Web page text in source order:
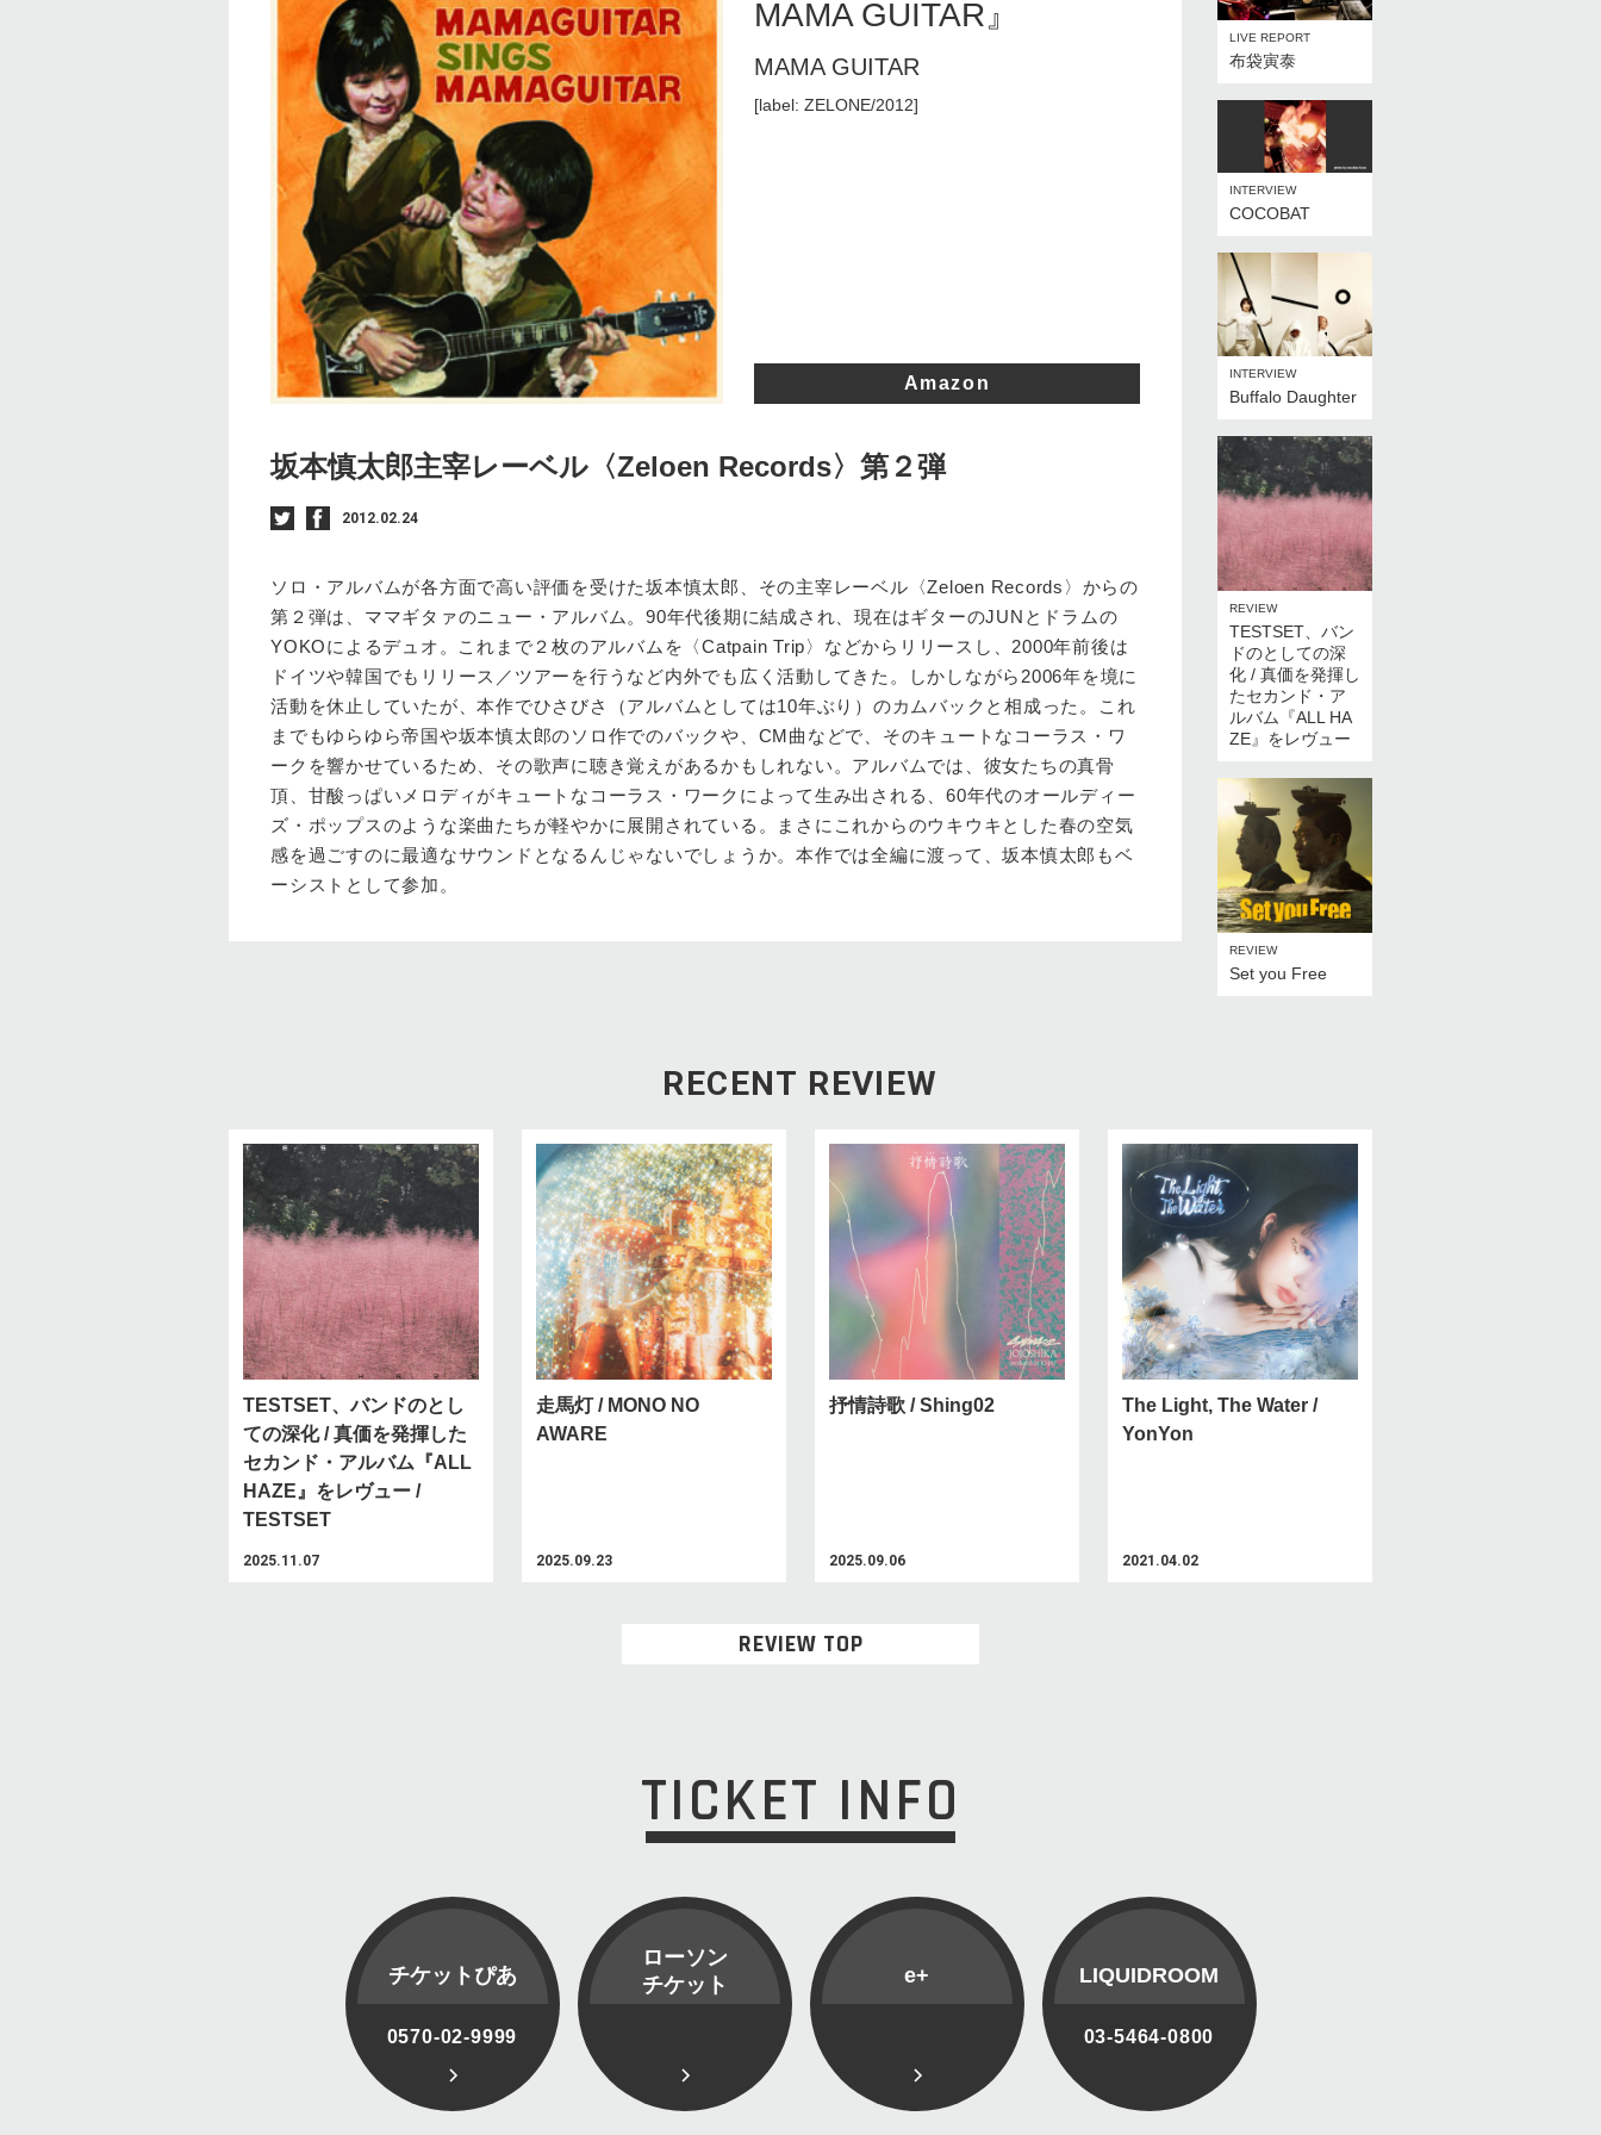
MAMA GUITAR』
MAMA GUITAR
[label: ZELONE/2012]
Amazon
坂本慎太郎主宰レーベル〈Zeloen Records〉第２弾
2012.02.24
ソロ・アルバムが各方面で高い評価を受けた坂本慎太郎、その主宰レーベル〈Zeloen Records〉からの
第２弾は、ママギタァのニュー・アルバム。90年代後期に結成され、現在はギターのJUNとドラムの
YOKOによるデュオ。これまで２枚のアルバムを〈Catpain Trip〉などからリリースし、2000年前後は
ドイツや韓国でもリリース／ツアーを行うなど内外でも広く活動してきた。しかしながら2006年を境に
活動を休止していたが、本作でひさびさ（アルバムとしては10年ぶり）のカムバックと相成った。これ
までもゆらゆら帝国や坂本慎太郎のソロ作でのバックや、CM曲などで、そのキュートなコーラス・ワ
ークを響かせているため、その歌声に聴き覚えがあるかもしれない。アルバムでは、彼女たちの真骨
頂、甘酸っぱいメロディがキュートなコーラス・ワークによって生み出される、60年代のオールディー
ズ・ポップスのような楽曲たちが軽やかに展開されている。まさにこれからのウキウキとした春の空気
感を過ごすのに最適なサウンドとなるんじゃないでしょうか。本作では全編に渡って、坂本慎太郎もベ
ーシストとして参加。
LIVE REPORT
布袋寅泰
INTERVIEW
COCOBAT
INTERVIEW
Buffalo Daughter
REVIEW
TESTSET、バン
ドのとしての深
化 / 真価を発揮し
たセカンド・ア
ルバム『ALL HA
ZE』をレヴュー
REVIEW
Set you Free
RECENT REVIEW
TESTSET、バンドのとし
ての深化 / 真価を発揮した
セカンド・アルバム『ALL
HAZE』をレヴュー /
TESTSET
2025.11.07
走馬灯 / MONO NO
AWARE
2025.09.23
抒情詩歌 / Shing02
2025.09.06
The Light, The Water /
YonYon
2021.04.02
REVIEW TOP
TICKET INFO
チケットぴあ
0570-02-9999
ローソン
チケット
e+ LIQUIDROOM
03-5464-0800